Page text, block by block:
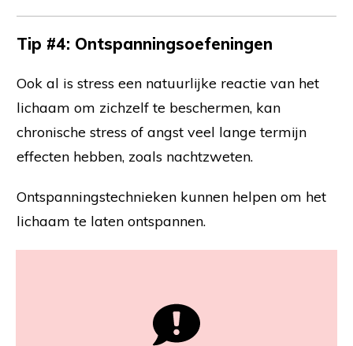
Tip #4: Ontspanningsoefeningen
Ook al is stress een natuurlijke reactie van het
lichaam om zichzelf te beschermen, kan
chronische stress of angst veel lange termijn
effecten hebben, zoals nachtzweten.
Ontspanningstechnieken kunnen helpen om het
lichaam te laten ontspannen.